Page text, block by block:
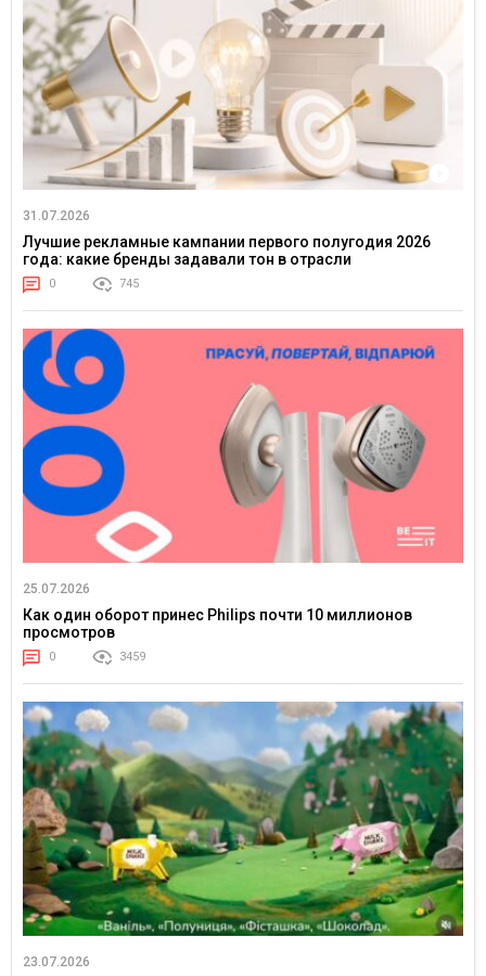
31.07.2026
Лучшие рекламные кампании первого полугодия 2026
года: какие бренды задавали тон в отрасли
0 745
25.07.2026
Как один оборот принес Philips почти 10 миллионов
просмотров
0 3459
23.07.2026